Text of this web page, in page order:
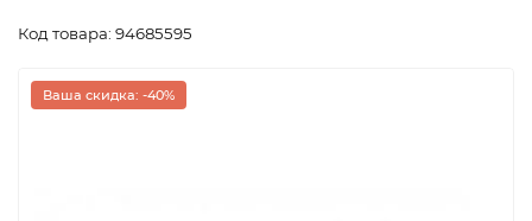
Код товара: 94685595
Ваша скидка: -40%